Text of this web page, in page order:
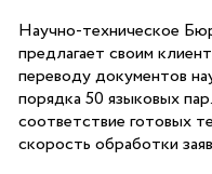
Научно-техническое
предлагает своим
переводу документов
порядка 50 языковых
соответствие готовых
скорость обработки